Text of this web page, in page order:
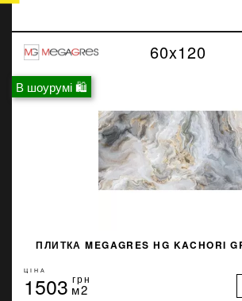
В шоурумі 🛍
60x120
ПЛИТКА MEGAGRES HG KACHORI
ЦІНА
1503 грн
м2